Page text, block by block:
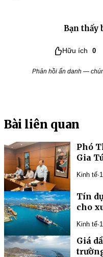
Bạn thấy
Hữu ích 0
Phản hồi ẩn danh —
Bài liên quan
Phó
Gia
cần
Kinh tế·
Tín
cho
Kinh tế·
Giá